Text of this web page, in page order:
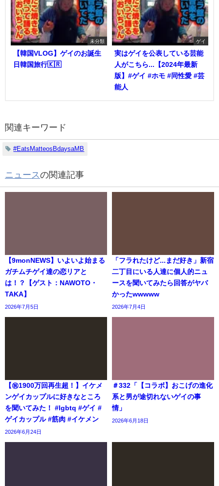
未分類
【韓国VLOG】ゲイのお誕生
日韓国旅行🇰🇷
ゲイ
実はゲイを公表している芸能
人がこちら...【2024年最新
版】#ゲイ #ホモ #同性愛 #芸
能人
関連キーワード
#EatsMatteosBdaysaMB
ニュース の関連記事
【9monNEWS】いよいよ始まる
ガチムチゲイ達の恋リアと
は！？【ゲスト：NAWOTO・
TAKA】
2026年7月5日
「フラれたけど...まだ好き」新宿
二丁目にいる人達に個人的ニュ
ースを聞いてみたら回答がヤバ
かったwwwww
2026年7月4日
【㊗️1900万回再生超！】イケメ
ンゲイカップルに好きなところ
を聞いてみた！ #lgbtq #ゲイ #
ゲイカップル #筋肉 #イケメン
2026年6月24日
＃332「【コラボ】おこげの進化
系と男が途切れないゲイの事
情」
2026年6月18日